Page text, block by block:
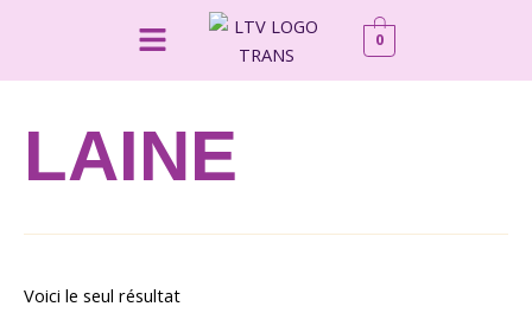
Menu 0
LAINE
Voici le seul résultat